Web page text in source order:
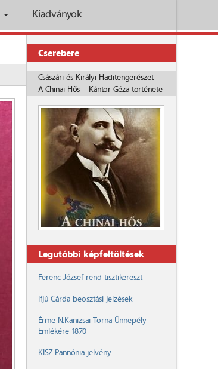
Kiadványok
Cserebere
Császári és Királyi Haditengerészet –
A Chinai Hős – Kántor Géza története
Legutóbbi képfeltöltések
Ferenc József-rend tisztikereszt
Ifjú Gárda beosztási jelzések
Érme N.Kanizsai Torna Ünnepély
Emlékére 1870
KISZ Pannónia jelvény